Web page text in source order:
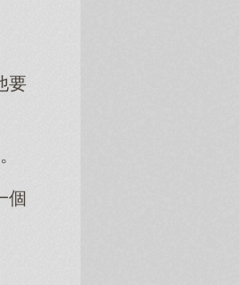
要
個